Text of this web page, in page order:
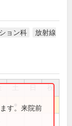
ョン科
放射線
祝
す。来院前